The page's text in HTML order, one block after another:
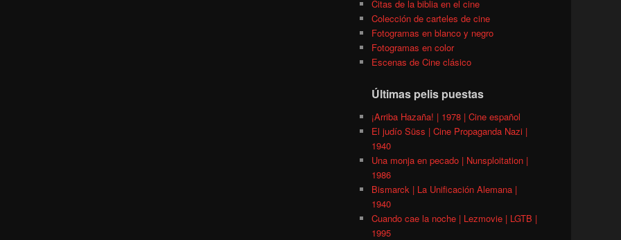
Citas de la biblia en el cine
Colección de carteles de cine
Fotogramas en blanco y negro
Fotogramas en color
Escenas de Cine clásico
Últimas pelis puestas
¡Arriba Hazaña! | 1978 | Cine español
El judío Süss | Cine Propaganda Nazi |
1940
Una monja en pecado | Nunsploitation |
1986
Bismarck | La Unificación Alemana |
1940
Cuando cae la noche | Lezmovie | LGTB |
1995